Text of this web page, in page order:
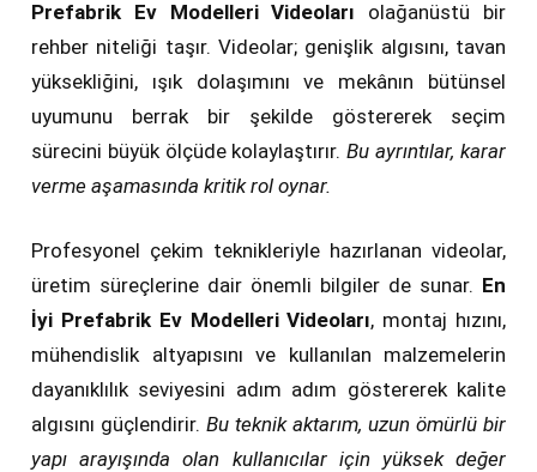
Prefabrik Ev Modelleri Videoları olağanüstü bir
rehber niteliği taşır. Videolar; genişlik algısını, tavan
yüksekliğini, ışık dolaşımını ve mekânın bütünsel
uyumunu berrak bir şekilde göstererek seçim
sürecini büyük ölçüde kolaylaştırır.Bu ayrıntılar, karar
verme aşamasında kritik rol oynar.
Profesyonel çekim teknikleriyle hazırlanan videolar,
üretim süreçlerine dair önemli bilgiler de sunar. En
İyi Prefabrik Ev Modelleri Videoları, montaj hızını,
mühendislik altyapısını ve kullanılan malzemelerin
dayanıklılık seviyesini adım adım göstererek kalite
algısını güçlendirir. Bu teknik aktarım, uzun ömürlü bir
yapı arayışında olan kullanıcılar için yüksek değer